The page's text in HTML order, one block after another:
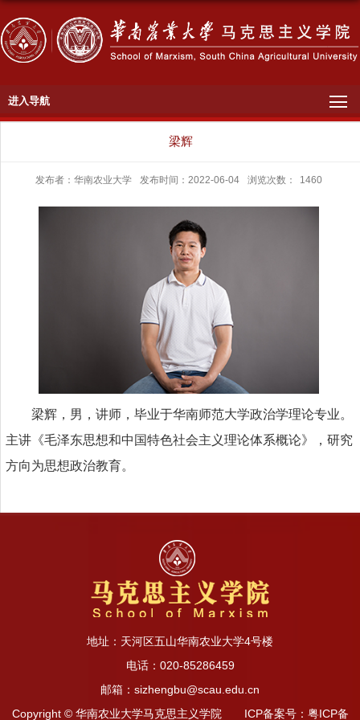
进入导航
梁辉
发布者：华南农业大学 发布时间：2022-06-04 浏览次数： 1460
梁辉，男，讲师，毕业于华南师范大学政治学理论专业。
主讲《毛泽东思想和中国特色社会主义理论体系概论》，研究
方向为思想政治教育。
地址：天河区五山华南农业大学4号楼
电话：020-85286459
邮箱：sizhengbu@scau.edu.cn
Copyright © 华南农业大学马克思主义学院 ICP备案号：粤ICP备